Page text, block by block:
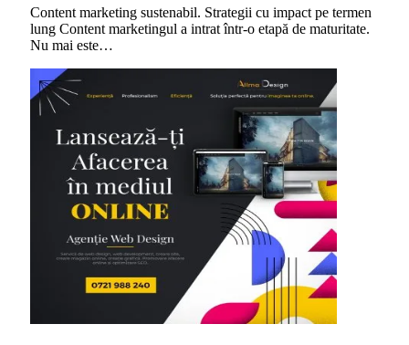
Content marketing sustenabil. Strategii cu impact pe termen
lung Content marketingul a intrat într-o etapă de maturitate.
Nu mai este…